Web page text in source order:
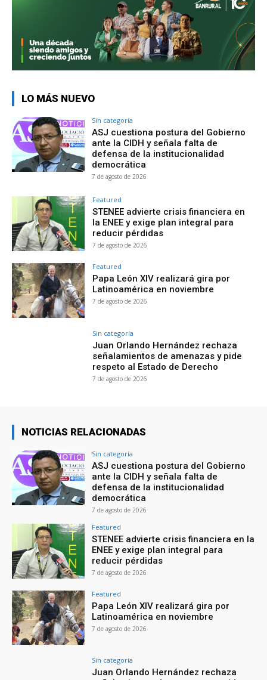
LO MÁS NUEVO
Sin categoría
ASJ cuestiona postura del Gobierno
ante la CIDH y señala falta de
defensa de la institucionalidad
democrática
7 de agosto de 2026
Featured
STENEE advierte crisis financiera en
la ENEE y exige plan integral para
reducir pérdidas
7 de agosto de 2026
Featured
Papa León XIV realizará gira por
Latinoamérica en noviembre
7 de agosto de 2026
Sin categoría
Juan Orlando Hernández rechaza
señalamientos de amenazas y pide
respeto al Estado de Derecho
7 de agosto de 2026
NOTICIAS RELACIONADAS
Sin categoría
ASJ cuestiona postura del Gobierno
ante la CIDH y señala falta de
defensa de la institucionalidad
democrática
7 de agosto de 2026
Featured
STENEE advierte crisis financiera en la
ENEE y exige plan integral para
reducir pérdidas
7 de agosto de 2026
Featured
Papa León XIV realizará gira por
Latinoamérica en noviembre
7 de agosto de 2026
Sin categoría
Juan Orlando Hernández rechaza